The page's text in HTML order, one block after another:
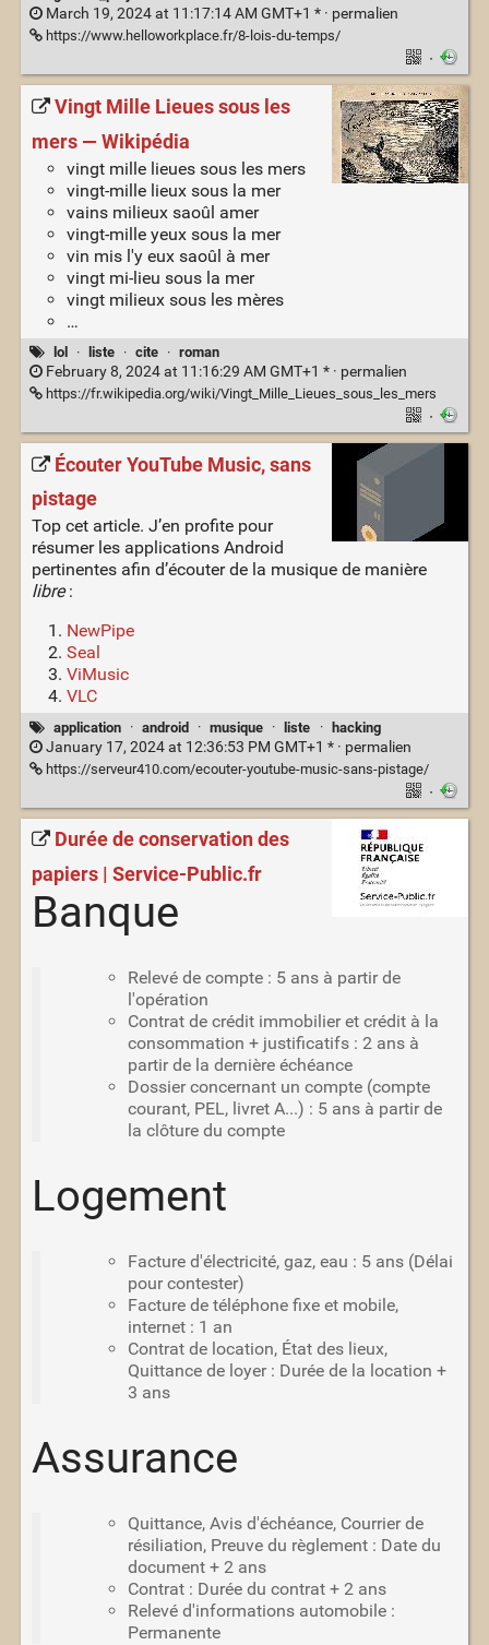
March 19, 2024 at 11:17:14 AM GMT+1 * · permalien
https://www.helloworkplace.fr/8-lois-du-temps/
·
Vingt Mille Lieues sous les
mers — Wikipédia
vingt mille lieues sous les mers
vingt-mille lieux sous la mer
vains milieux saoûl amer
vingt-mille yeux sous la mer
vin mis l'y eux saoûl à mer
vingt mi-lieu sous la mer
vingt milieux sous les mères
…
lol · liste · cite · roman
February 8, 2024 at 11:16:29 AM GMT+1 * · permalien
https://fr.wikipedia.org/wiki/Vingt_Mille_Lieues_sous_les_mers
·
Écouter YouTube Music, sans
pistage
Top cet article. J’en profite pour
résumer les applications Android
pertinentes afin d’écouter de la musique de manière
libre:
NewPipe
Seal
ViMusic
VLC
application · android · musique · liste · hacking
January 17, 2024 at 12:36:53 PM GMT+1 * · permalien
https://serveur410.com/ecouter-youtube-music-sans-pistage/
·
Durée de conservation des
papiers | Service-Public.fr
Banque
Relevé de compte : 5 ans à partir de
l'opération
Contrat de crédit immobilier et crédit à la
consommation + justificatifs : 2 ans à
partir de la dernière échéance
Dossier concernant un compte (compte
courant, PEL, livret A...) : 5 ans à partir de
la clôture du compte
Logement
Facture d'électricité, gaz, eau : 5 ans (Délai
pour contester)
Facture de téléphone fixe et mobile,
internet : 1 an
Contrat de location, État des lieux,
Quittance de loyer : Durée de la location +
3 ans
Assurance
Quittance, Avis d'échéance, Courrier de
résiliation, Preuve du règlement : Date du
document + 2 ans
Contrat : Durée du contrat + 2 ans
Relevé d'informations automobile :
Permanente